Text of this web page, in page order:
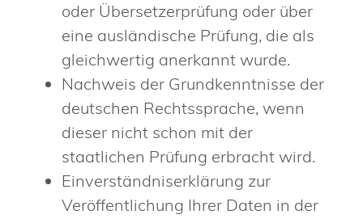
oder Übersetzerprüfung oder über
eine ausländische Prüfung, die als
gleichwertig anerkannt wurde.
Nachweis der Grundkenntnisse der
deutschen Rechtssprache, wenn
dieser nicht schon mit der
staatlichen Prüfung erbracht wird.
Einverständniserklärung zur
Veröffentlichung Ihrer Daten in der